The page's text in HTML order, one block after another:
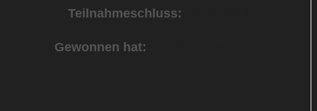
Teilnahmeschluss:
Gewonnen hat: